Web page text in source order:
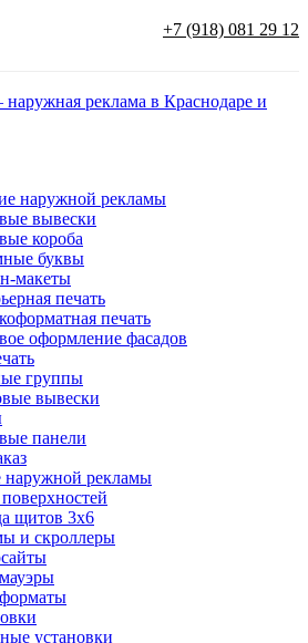
+7 (918) 081 29 12
наружной рекламы
вывески
короба
буквы
макеты
печать
печать
оформление фасадов
группы
вывески
панели
наружной рекламы
щитов 3х6
и скроллеры
установки